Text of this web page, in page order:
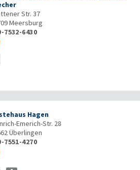
Str. 37
Meersburg
7532-6430
Hagen
Emerich-Str. 28
Überlingen
7551-4270